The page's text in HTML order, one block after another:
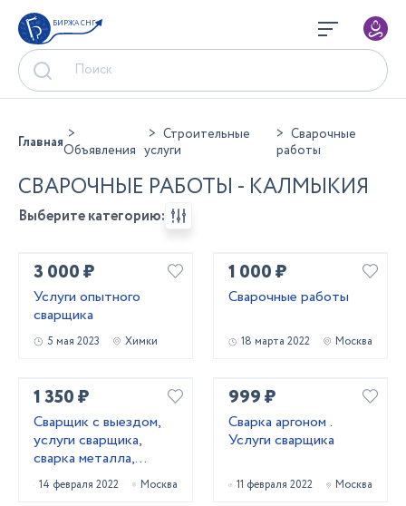
БИРЖА СНГ
ГлавнаяОбъявления
Строительные
услуги
Сварочные
работы
СВАРОЧНЫЕ РАБОТЫ - КАЛМЫКИЯ
Выберите категорию:
3 000 ₽
Услуги опытного
сварщика
5 мая 2023 Химки
1 000 ₽
Сварочные работы
18 марта 2022 Москва
1 350 ₽
Сварщик с выездом,
услуги сварщика,
сварка металла,
ремонт ворот и
калиток
14 февраля 2022 Москва
999 ₽
Сварка аргоном .
Услуги сварщика
11 февраля 2022 Москва